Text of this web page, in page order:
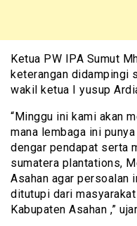
Ketua PW IPA Sumut
keterangan didampingi
wakil ketua I yusup
“Minggu ini kami akan
mana lembaga ini
dengar pendapat serta
sumatera plantations,
Asahan agar persoalan
ditutupi dari
Kabupaten Asahan ,”